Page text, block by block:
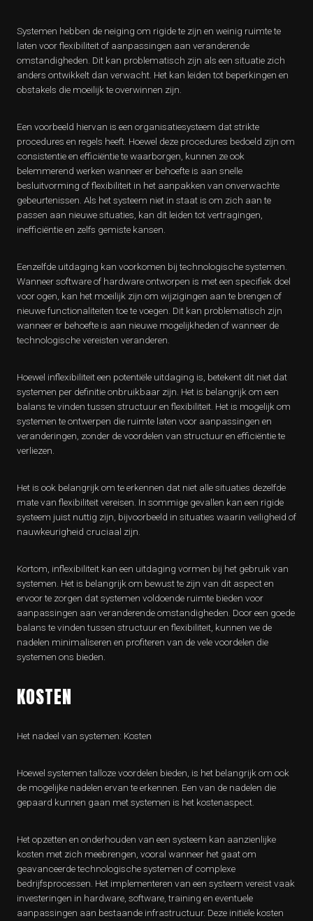
Systemen hebben de neiging om rigide te zijn en weinig ruimte te
laten voor flexibiliteit of aanpassingen aan veranderende
omstandigheden. Dit kan problematisch zijn als een situatie zich
anders ontwikkelt dan verwacht. Het kan leiden tot beperkingen en
obstakels die moeilijk te overwinnen zijn.
Een voorbeeld hiervan is een organisatiesysteem dat strikte
procedures en regels heeft. Hoewel deze procedures bedoeld zijn om
consistentie en efficiëntie te waarborgen, kunnen ze ook
belemmerend werken wanneer er behoefte is aan snelle
besluitvorming of flexibiliteit in het aanpakken van onverwachte
gebeurtenissen. Als het systeem niet in staat is om zich aan te
passen aan nieuwe situaties, kan dit leiden tot vertragingen,
inefficiëntie en zelfs gemiste kansen.
Eenzelfde uitdaging kan voorkomen bij technologische systemen.
Wanneer software of hardware ontworpen is met een specifiek doel
voor ogen, kan het moeilijk zijn om wijzigingen aan te brengen of
nieuwe functionaliteiten toe te voegen. Dit kan problematisch zijn
wanneer er behoefte is aan nieuwe mogelijkheden of wanneer de
technologische vereisten veranderen.
Hoewel inflexibiliteit een potentiële uitdaging is, betekent dit niet dat
systemen per definitie onbruikbaar zijn. Het is belangrijk om een
balans te vinden tussen structuur en flexibiliteit. Het is mogelijk om
systemen te ontwerpen die ruimte laten voor aanpassingen en
veranderingen, zonder de voordelen van structuur en efficiëntie te
verliezen.
Het is ook belangrijk om te erkennen dat niet alle situaties dezelfde
mate van flexibiliteit vereisen. In sommige gevallen kan een rigide
systeem juist nuttig zijn, bijvoorbeeld in situaties waarin veiligheid of
nauwkeurigheid cruciaal zijn.
Kortom, inflexibiliteit kan een uitdaging vormen bij het gebruik van
systemen. Het is belangrijk om bewust te zijn van dit aspect en
ervoor te zorgen dat systemen voldoende ruimte bieden voor
aanpassingen aan veranderende omstandigheden. Door een goede
balans te vinden tussen structuur en flexibiliteit, kunnen we de
nadelen minimaliseren en profiteren van de vele voordelen die
systemen ons bieden.
KOSTEN
Het nadeel van systemen: Kosten
Hoewel systemen talloze voordelen bieden, is het belangrijk om ook
de mogelijke nadelen ervan te erkennen. Een van de nadelen die
gepaard kunnen gaan met systemen is het kostenaspect.
Het opzetten en onderhouden van een systeem kan aanzienlijke
kosten met zich meebrengen, vooral wanneer het gaat om
geavanceerde technologische systemen of complexe
bedrijfsprocessen. Het implementeren van een systeem vereist vaak
investeringen in hardware, software, training en eventuele
aanpassingen aan bestaande infrastructuur. Deze initiële kosten